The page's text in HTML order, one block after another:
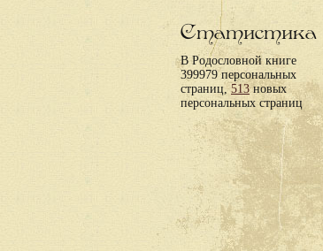
Статистика
В Родословной книге
399979 персональных
страниц,513новых
персональных страниц